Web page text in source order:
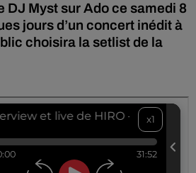
DJ Myst sur Ado ce samedi 8
jours d’un concert inédit à
choisira la setlist de la